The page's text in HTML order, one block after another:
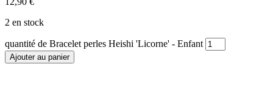
2 en stock
quantité de Bracelet perles Heishi 'Licorne' - Enfant
Ajouter au panier